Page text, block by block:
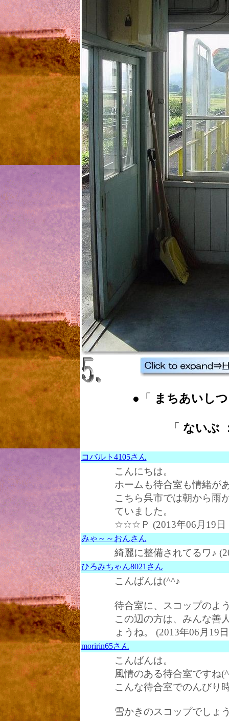
●「 まちあいし
「 ないぶ
コバルト4105さん
こんにちは。
ホームも待合室も情緒が
こちら呉市では朝から雨
ていました。
☆☆☆Ｐ (2013年06月19日
みゃ～～おんさん
綺麗に整備されてるワ♪
ひろみちゃん8021さん
こんばんは(^^♪
待合室に、スコップのよ
この辺の方は、みんな善
ょうね。 (2013年06月19
moririn65さん
こんばんは。
風情のある待合室ですね
こんな待合室でのんびり
雪かきのスコップでしょ